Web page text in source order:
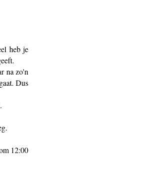
heb je
na zo'n
Dus
12:00